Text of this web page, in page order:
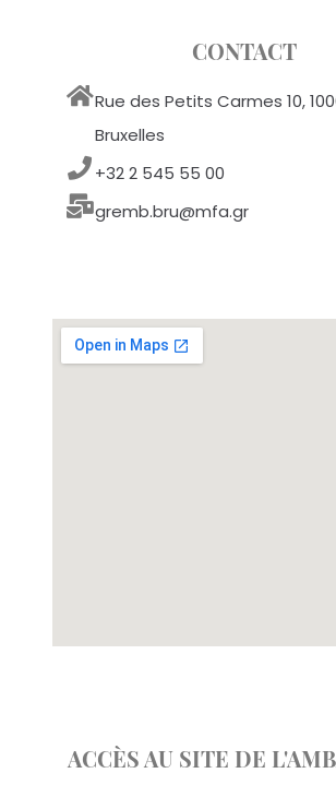
CONTACT
Rue des Petits Carmes 10,
Bruxelles
+32 2 545 55 00
gremb.bru@mfa.gr
ACCÈS AU SITE DE